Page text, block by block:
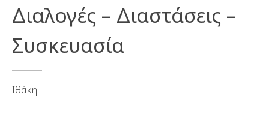
Διαλογές – Διαστάσεις –
Συσκευασία
Ιθάκη